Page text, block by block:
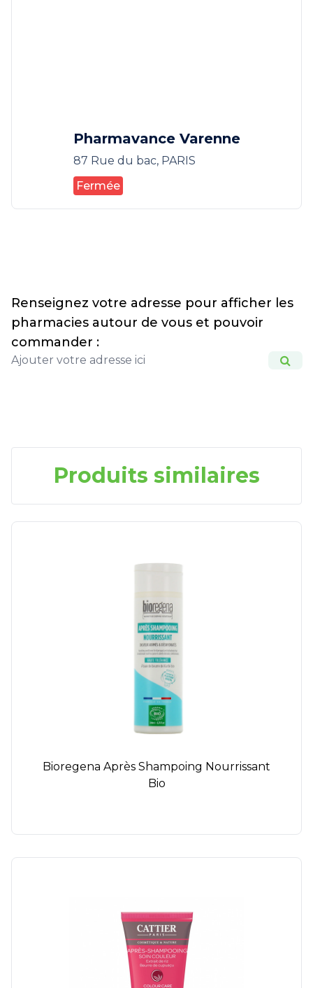
Pharmavance Varenne
87 Rue du bac, PARIS
Fermée
Renseignez votre adresse pour afficher les
pharmacies autour de vous et pouvoir
commander :
Produits similaires
Bioregena Après Shampoing Nourrissant
Bio